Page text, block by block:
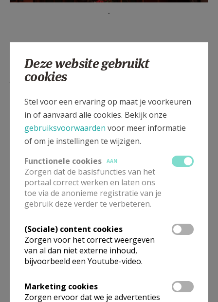
.
Lees meer
Beroepsvereniging Zorgpastores
Deze website gebruikt
cookies
Stel voor een ervaring op maat je voorkeuren
in of aanvaard alle cookies. Bekijk onze
gebruiksvoorwaarden voor meer informatie
of om je instellingen te wijzigen.
Functionele cookies
AAN
Zorgen dat de basisfuncties van het
portaal correct werken en laten ons
toe via de anonieme registratie van je
gebruik deze verder te verbeteren.
(Sociale) content cookies
Zorgen voor het correct weergeven
van al dan niet externe inhoud,
bijvoorbeeld een Youtube-video.
Marketing cookies
Zorgen ervoor dat we je advertenties